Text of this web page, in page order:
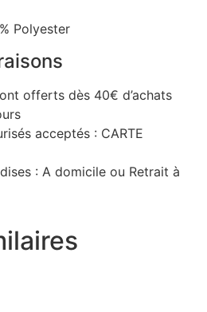
Polyester
offerts dès 40€ d’achats
acceptés : CARTE
: A domicile ou Retrait à